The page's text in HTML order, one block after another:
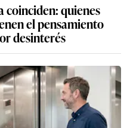
coinciden: quienes
el pensamiento
desinterés